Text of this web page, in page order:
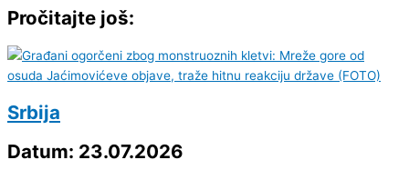
Pročitajte još:
Srbija
Datum: 23.07.2026